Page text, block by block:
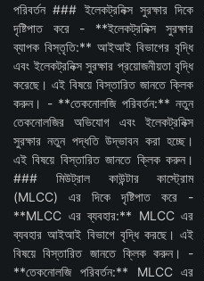
পরিবর্তন ### ইলেকট্রনিক্স সুরক্ষার দিকে
দৃষ্টিপাত করে - **ইলেকট্রনিক্স সুরক্ষার
ব্যাপক বিস্তৃতি:** আইআই বিভাগের বৃদ্ধি
এবং ইলেকট্রনিক্স সুরক্ষার প্রয়োজনীয়তা বৃদ্ধি
করেছে। এই বিষয়ে বিস্তারিত জানতে ক্লিক
করুন। - **তেকনোলজি পরিবর্তন:** নতুন
তেকনোলজির অভিযোগ এবং ইলেকট্রনিক্স
সুরক্ষার নতুন পদ্ধতি উদ্ভাবন করা হচ্ছে।
এই বিষয়ে বিস্তারিত জানতে ক্লিক করুন।
### মিউট্রাল কাউন্টার কাস্ট্রোম
(MLCC) এর দিকে দৃষ্টিপাত করে -
**MLCC এর ব্যবহার:** MLCC এর
ব্যবহার আইআই বিভাগে বৃদ্ধি করছে। এই
বিষয়ে বিস্তারিত জানতে ক্লিক করুন। -
**তেকনোলজি পরিবর্তন:** MLCC এর